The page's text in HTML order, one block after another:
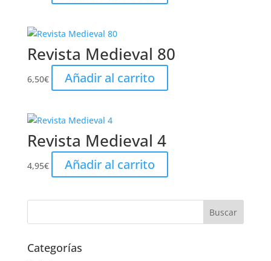
Revista Medieval 80
6,50€ Añadir al carrito
Revista Medieval 4
4,95€ Añadir al carrito
Categorías